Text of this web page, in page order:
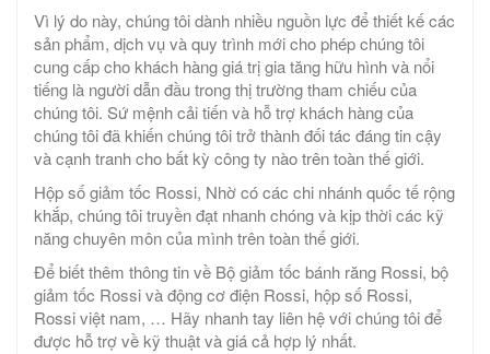
Vì lý do này, chúng tôi dành nhiều nguồn lực để thiết kế các
sản phẩm, dịch vụ và quy trình mới cho phép chúng tôi
cung cấp cho khách hàng giá trị gia tăng hữu hình và nổi
tiếng là người dẫn đầu trong thị trường tham chiếu của
chúng tôi. Sứ mệnh cải tiến và hỗ trợ khách hàng của
chúng tôi đã khiến chúng tôi trở thành đối tác đáng tin cậy
và cạnh tranh cho bất kỳ công ty nào trên toàn thế giới.
Hộp số giảm tốc Rossi, Nhờ có các chi nhánh quốc tế rộng
khắp, chúng tôi truyền đạt nhanh chóng và kịp thời các kỹ
năng chuyên môn của mình trên toàn thế giới.
Để biết thêm thông tin về Bộ giảm tốc bánh răng Rossi, bộ
giảm tốc Rossi và động cơ điện Rossi, hộp số Rossi,
Rossi việt nam, … Hãy nhanh tay liên hệ với chúng tôi để
được hỗ trợ về kỹ thuật và giá cả hợp lý nhất.